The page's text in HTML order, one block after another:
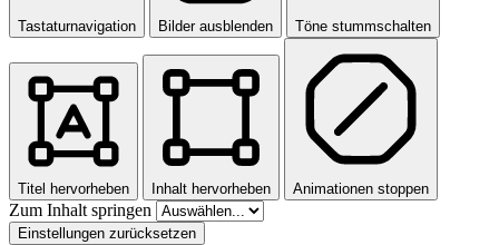
Tastaturnavigation Bilder ausblenden Töne stummschalten
Titel hervorheben Inhalt hervorheben Animationen stoppen
Zum Inhalt springen
Einstellungen zurücksetzen